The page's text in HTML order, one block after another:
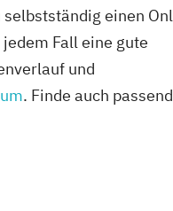
einen
Fall eine gute
und
. Finde auch